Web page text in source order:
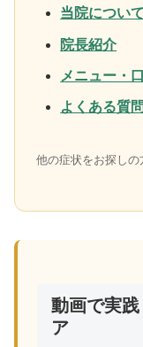
当院について
院長紹介
メニュー・
よくある質問
他の症状をお探しの
動画で実
ア